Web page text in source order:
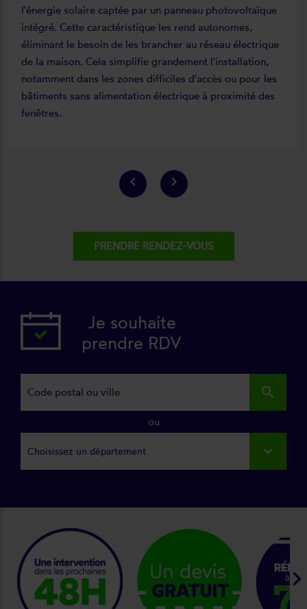
l'énergie solaire captée par un panneau photovoltaïque
intégré. Cette caractéristique les rend autonomes,
éliminant le besoin de les brancher au réseau électrique
de la maison. Cela simplifie grandement l'installation,
notamment dans les zones difficiles d'accès ou pour les
bâtiments sans alimentation électrique à proximité des
fenêtres.
keyboard_arrow_left keyboard_arrow_right
PRENDRE RENDEZ-VOUS
Je souhaite
prendre RDV
search
ou
Choisissez un département